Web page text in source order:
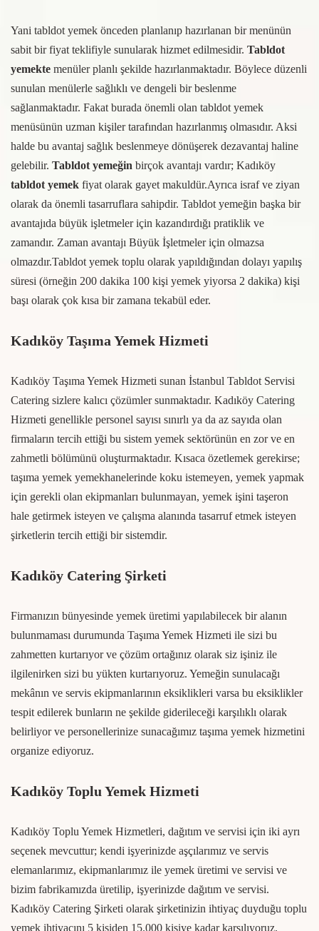
Yani tabldot yemek önceden planlanıp hazırlanan bir menünün
sabit bir fiyat teklifiyle sunularak hizmet edilmesidir. Tabldot
yemekte menüler planlı şekilde hazırlanmaktadır. Böylece düzenli
sunulan menülerle sağlıklı ve dengeli bir beslenme
sağlanmaktadır. Fakat burada önemli olan tabldot yemek
menüsünün uzman kişiler tarafından hazırlanmış olmasıdır. Aksi
halde bu avantaj sağlık beslenmeye dönüşerek dezavantaj haline
gelebilir. Tabldot yemeğin birçok avantajı vardır; Kadıköy
tabldot yemek fiyat olarak gayet makuldür.Ayrıca israf ve ziyan
olarak da önemli tasarruflara sahipdir. Tabldot yemeğin başka bir
avantajıda büyük işletmeler için kazandırdığı pratiklik ve
zamandır. Zaman avantajı Büyük İşletmeler için olmazsa
olmazdır.Tabldot yemek toplu olarak yapıldığından dolayı yapılış
süresi (örneğin 200 dakika 100 kişi yemek yiyorsa 2 dakika) kişi
başı olarak çok kısa bir zamana tekabül eder.
Kadıköy Taşıma Yemek Hizmeti
Kadıköy Taşıma Yemek Hizmeti sunan İstanbul Tabldot Servisi
Catering sizlere kalıcı çözümler sunmaktadır. Kadıköy Catering
Hizmeti genellikle personel sayısı sınırlı ya da az sayıda olan
firmaların tercih ettiği bu sistem yemek sektörünün en zor ve en
zahmetli bölümünü oluşturmaktadır. Kısaca özetlemek gerekirse;
taşıma yemek yemekhanelerinde koku istemeyen, yemek yapmak
için gerekli olan ekipmanları bulunmayan, yemek işini taşeron
hale getirmek isteyen ve çalışma alanında tasarruf etmek isteyen
şirketlerin tercih ettiği bir sistemdir.
Kadıköy Catering Şirketi
Firmanızın bünyesinde yemek üretimi yapılabilecek bir alanın
bulunmaması durumunda Taşıma Yemek Hizmeti ile sizi bu
zahmetten kurtarıyor ve çözüm ortağınız olarak siz işiniz ile
ilgilenirken sizi bu yükten kurtarıyoruz. Yemeğin sunulacağı
mekânın ve servis ekipmanlarının eksiklikleri varsa bu eksiklikler
tespit edilerek bunların ne şekilde giderileceği karşılıklı olarak
belirliyor ve personellerinize sunacağımız taşıma yemek hizmetini
organize ediyoruz.
Kadıköy Toplu Yemek Hizmeti
Kadıköy Toplu Yemek Hizmetleri, dağıtım ve servisi için iki ayrı
seçenek mevcuttur; kendi işyerinizde aşçılarımız ve servis
elemanlarımız, ekipmanlarımız ile yemek üretimi ve servisi ve
bizim fabrikamızda üretilip, işyerinizde dağıtım ve servisi.
Kadıköy Catering Şirketi olarak şirketinizin ihtiyaç duyduğu toplu
yemek ihtiyacını 5 kişiden 15.000 kişiye kadar karşılıyoruz.